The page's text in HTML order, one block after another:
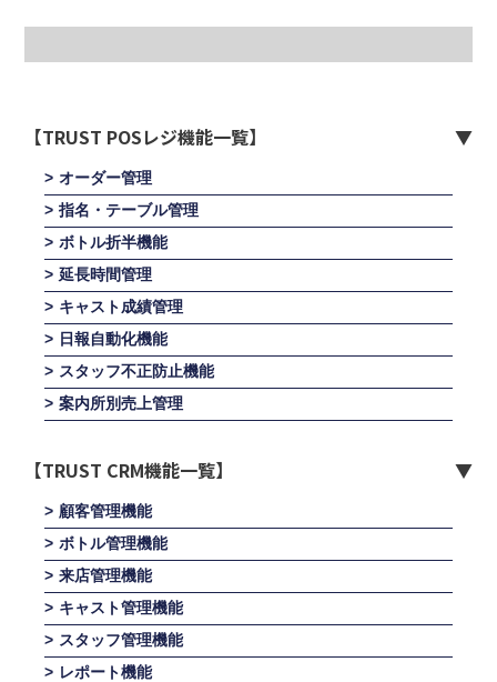
【TRUST POSレジ機能一覧】
オーダー管理
指名・テーブル管理
ボトル折半機能
延長時間管理
キャスト成績管理
日報自動化機能
スタッフ不正防止機能
案内所別売上管理
【TRUST CRM機能一覧】
顧客管理機能
ボトル管理機能
来店管理機能
キャスト管理機能
スタッフ管理機能
レポート機能